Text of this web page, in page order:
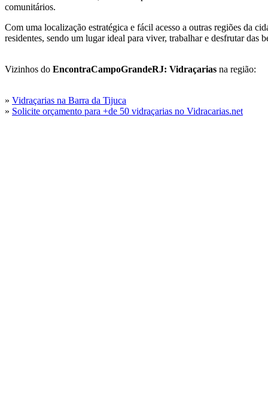
comunitários.
Com uma localização estratégica e fácil acesso a outras regiões da
residentes, sendo um lugar ideal para viver, trabalhar e desfrutar das
Vizinhos do EncontraCampoGrandeRJ: Vidraçarias na região:
» Vidraçarias na Barra da Tijuca
» Solicite orçamento para +de 50 vidraçarias no Vidracarias.net